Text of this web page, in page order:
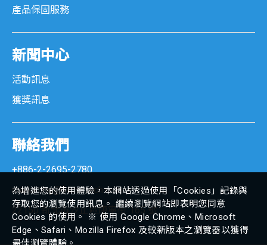
產品保固服務
新聞中心
活動訊息
獲獎訊息
聯絡我們
+886-2-2695-2780
marketing@senortech.com
22150 新北市汐止區康寧街 165 號
為增進您的使用體驗，本網站透過使用「Cookies」記錄與
存取您的瀏覽使用訊息。 繼續瀏覽網站即表明您同意
Cookies 的使用。 ※ 使用 Google Chrome、Microsoft
Edge、Safari、Mozilla Firefox 及較新版本之瀏覽器以獲得